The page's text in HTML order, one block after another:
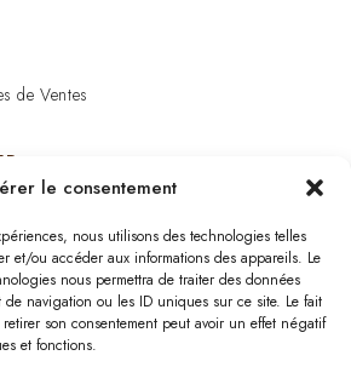
le consentement
nous utilisons des technologies telles
et/ou accéder aux informations des appareils. Le
nous permettra de traiter des données
de navigation ou les ID uniques sur ce site. Le fait
son consentement peut avoir un effet négatif
et fonctions.
de Ventes
64 11
- 19:00